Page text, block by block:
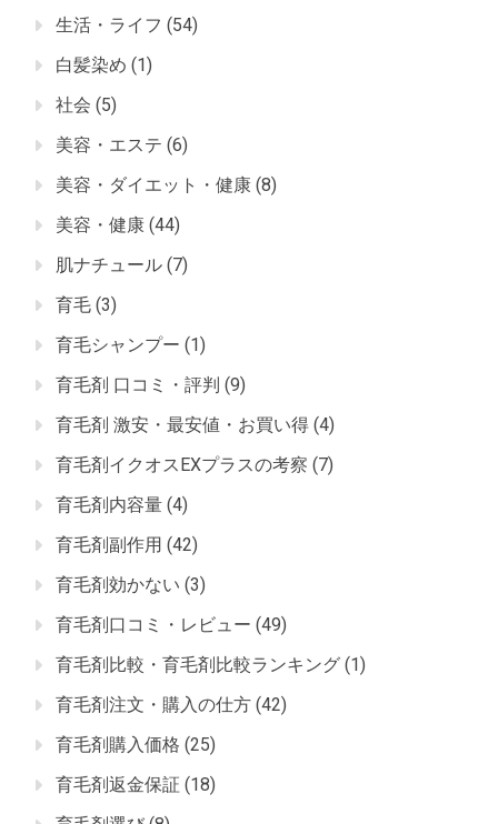
生活・ライフ (54)
白髪染め (1)
社会 (5)
美容・エステ (6)
美容・ダイエット・健康 (8)
美容・健康 (44)
肌ナチュール (7)
育毛 (3)
育毛シャンプー (1)
育毛剤 口コミ・評判 (9)
育毛剤 激安・最安値・お買い得 (4)
育毛剤イクオスEXプラスの考察 (7)
育毛剤内容量 (4)
育毛剤副作用 (42)
育毛剤効かない (3)
育毛剤口コミ・レビュー (49)
育毛剤比較・育毛剤比較ランキング (1)
育毛剤注文・購入の仕方 (42)
育毛剤購入価格 (25)
育毛剤返金保証 (18)